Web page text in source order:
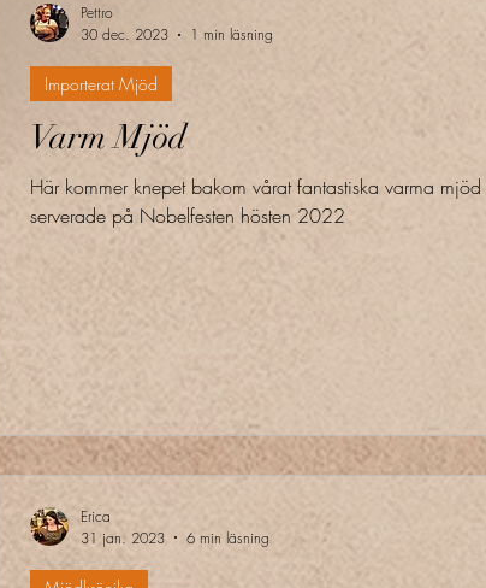
Varm Mjöd
Här kommer knepet bakom vårat fantastiska varma
serverade på Nobelfesten hösten 2022
Importerat Mjöd
Pettro
30 dec. 2023
1 min läsning
Erica
31 jan. 2023
6 min läsning